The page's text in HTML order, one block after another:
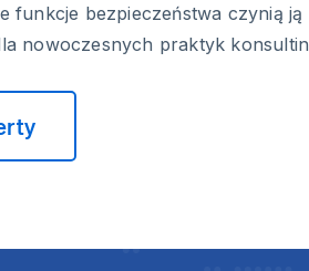
funkcje bezpieczeństwa czynią ją
nowoczesnych praktyk